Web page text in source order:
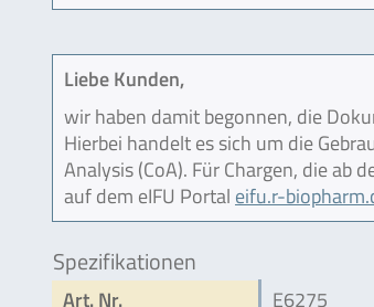
Liebe Kunden,
wir haben damit begonnen, die
Hierbei handelt es sich um die
Analysis (CoA). Für Chargen, die ab
auf dem eIFU Portal eifu.r-
Spezifikationen
Art. Nr.
E6275